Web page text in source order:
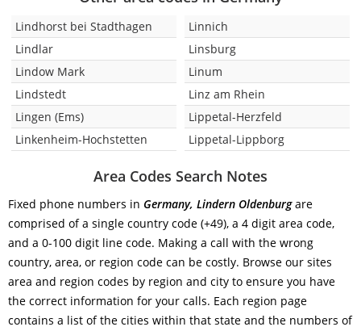
Lindhorst bei Stadthagen
Lindlar
Lindow Mark
Lindstedt
Lingen (Ems)
Linkenheim-Hochstetten
Linnich
Linsburg
Linum
Linz am Rhein
Lippetal-Herzfeld
Lippetal-Lippborg
Area Codes Search Notes
Fixed phone numbers in Germany, Lindern Oldenburgare
comprised of a single country code (+49), a 4 digit area code,
and a 0-100 digit line code. Making a call with the wrong
country, area, or region code can be costly. Browse our sites
area and region codes by region and city to ensure you have
the correct information for your calls. Each region page
contains a list of the cities within that state and the numbers of